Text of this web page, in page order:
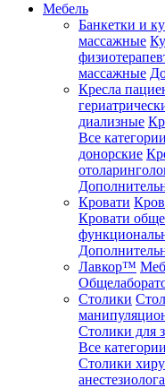
Мебель
Банкетки и
массажные
массажные
Кресла
диализные
Все категории
донорские
Кровати
Кровати
Лавкор™
Столики
Столики для
Все категории
Столики